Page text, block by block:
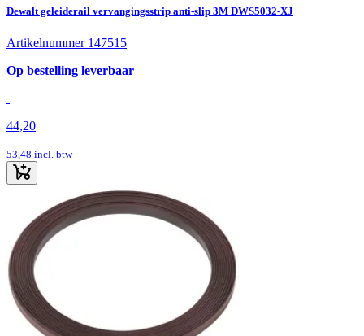
Dewalt geleiderail vervangingsstrip anti-slip 3M DWS5032-XJ
Artikelnummer 147515
Op bestelling leverbaar
44,20
53,48 incl. btw